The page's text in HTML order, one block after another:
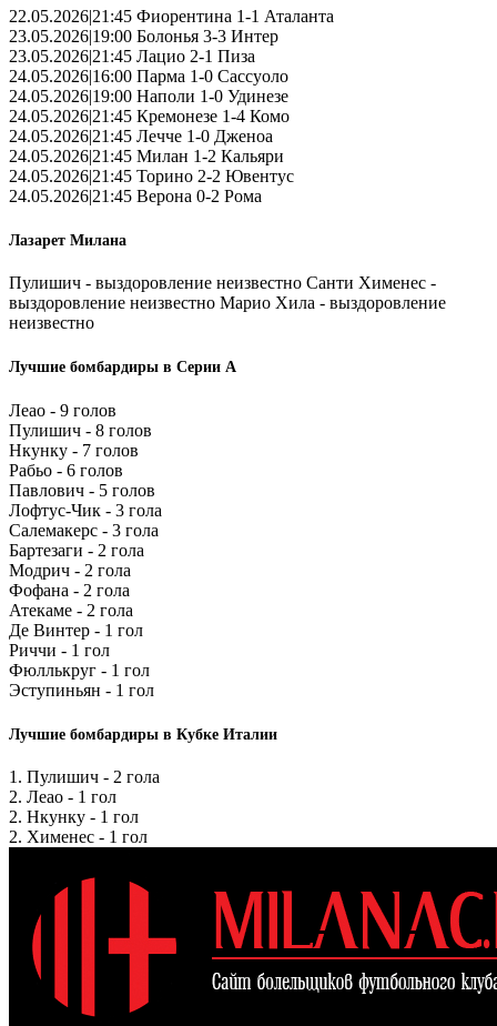
22.05.2026|21:45 Фиорентина 1-1 Аталанта
23.05.2026|19:00 Болонья 3-3 Интер
23.05.2026|21:45 Лацио 2-1 Пиза
24.05.2026|16:00 Парма 1-0 Сассуоло
24.05.2026|19:00 Наполи 1-0 Удинезе
24.05.2026|21:45 Кремонезе 1-4 Комо
24.05.2026|21:45 Лечче 1-0 Дженоа
24.05.2026|21:45 Милан 1-2 Кальяри
24.05.2026|21:45 Торино 2-2 Ювентус
24.05.2026|21:45 Верона 0-2 Рома
Лазарет Милана
Пулишич - выздоровление неизвестно Санти Хименес -
выздоровление неизвестно Марио Хила - выздоровление
неизвестно
Лучшие бомбардиры в Серии А
Леао - 9 голов
Пулишич - 8 голов
Нкунку - 7 голов
Рабьо - 6 голов
Павлович - 5 голов
Лофтус-Чик - 3 гола
Салемакерс - 3 гола
Бартезаги - 2 гола
Модрич - 2 гола
Фофана - 2 гола
Атекаме - 2 гола
Де Винтер - 1 гол
Риччи - 1 гол
Фюллькруг - 1 гол
Эступиньян - 1 гол
Лучшие бомбардиры в Кубке Италии
1. Пулишич - 2 гола
2. Леао - 1 гол
2. Нкунку - 1 гол
2. Хименес - 1 гол